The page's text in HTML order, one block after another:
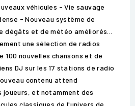
véhicules - Vie sauvage
- Nouveau système de
et de météo améliorés...
une sélection de radios
100 nouvelles chansons et de
DJ sur les 17 stations de radio
contenu attend
joueurs, et notamment des